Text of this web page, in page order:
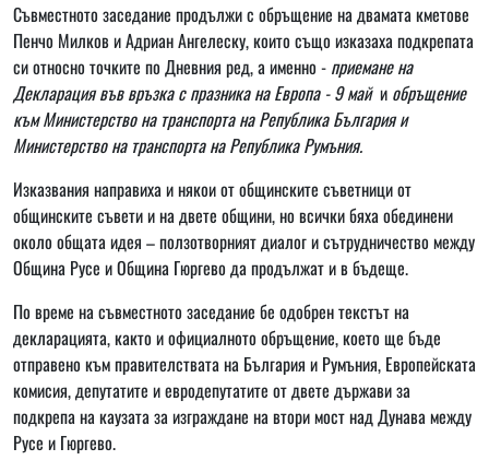
Съвместното заседание продължи с обръщение на двамата кметове
Пенчо Милков и Адриан Ангелеску, които също изказаха подкрепата
си относно точките по Дневния ред, а именно - приемане на
Декларация във връзка с празника на Европа - 9 майи обръщение
към Министерство на транспорта на Република България и
Министерство на транспорта на Република Румъния.
Изказвания направиха и някои от общинските съветници от
общинските съвети и на двете общини, но всички бяха обединени
около общата идея – ползотворният диалог и сътрудничество между
Община Русе и Община Гюргево да продължат и в бъдеще.
По време на съвместното заседание бе одобрен текстът на
декларацията, както и официалното обръщение, което ще бъде
отправено към правителствата на България и Румъния, Европейската
комисия, депутатите и евродепутатите от двете държави за
подкрепа на каузата за изграждане на втори мост над Дунава между
Русе и Гюргево.